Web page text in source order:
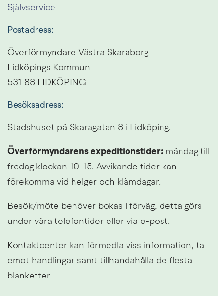
Självservice
Postadress:
Överförmyndare Västra Skaraborg
Lidköpings Kommun
531 88 LIDKÖPING
Besöksadress:
Stadshuset på Skaragatan 8 i Lidköping.
Överförmyndarens expeditionstider: måndag till
fredag klockan 10-15. Avvikande tider kan
förekomma vid helger och klämdagar.
Besök/möte behöver bokas i förväg, detta görs
under våra telefontider eller via e-post.
Kontaktcenter kan förmedla viss information, ta
emot handlingar samt tillhandahålla de flesta
blanketter.